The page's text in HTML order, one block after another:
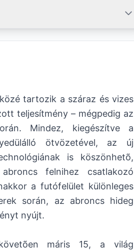
tartozik a száraz és vizes
teljesítmény – mégpedig az
Mindez, kiegészítve a
ötvözetével, az új
is köszönhetõ,
felnihez csatlakozó
a futófelület különleges
során, az abroncs hideg
nyújt.
máris 15, a világ